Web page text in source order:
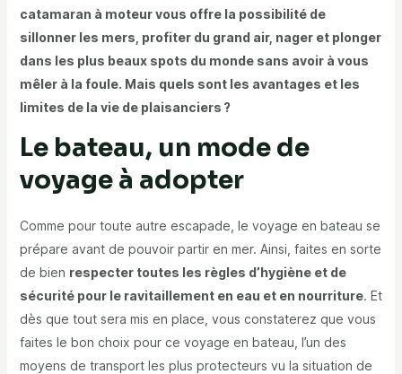
catamaran à moteur vous offre la possibilité de
sillonner les mers, profiter du grand air, nager et plonger
dans les plus beaux spots du monde sans avoir à vous
mêler à la foule. Mais quels sont les avantages et les
limites de la vie de plaisanciers ?
Le bateau, un mode de
voyage à adopter
Comme pour toute autre escapade, le voyage en bateau se
prépare avant de pouvoir partir en mer. Ainsi, faites en sorte
de bien respecter toutes les règles d’hygiène et de
sécurité pour le ravitaillement en eau et en nourriture. Et
dès que tout sera mis en place, vous constaterez que vous
faites le bon choix pour ce voyage en bateau, l’un des
moyens de transport les plus protecteurs vu la situation de